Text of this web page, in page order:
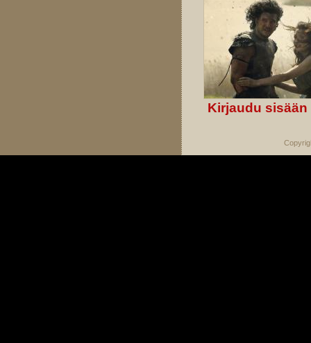
Kirjaudu sisään